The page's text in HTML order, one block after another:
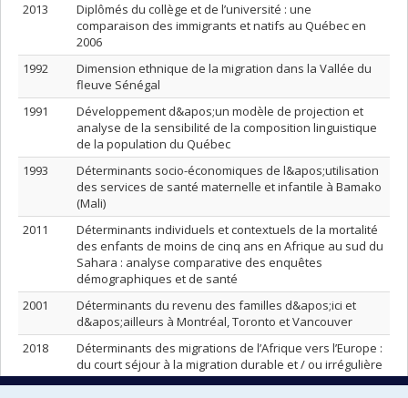
2013
Diplômés du collège et de l’université : une
comparaison des immigrants et natifs au Québec en
2006
1992
Dimension ethnique de la migration dans la Vallée du
fleuve Sénégal
1991
Développement d&apos;un modèle de projection et
analyse de la sensibilité de la composition linguistique
de la population du Québec
1993
Déterminants socio-économiques de l&apos;utilisation
des services de santé maternelle et infantile à Bamako
(Mali)
2011
Déterminants individuels et contextuels de la mortalité
des enfants de moins de cinq ans en Afrique au sud du
Sahara : analyse comparative des enquêtes
démographiques et de santé
2001
Déterminants du revenu des familles d&apos;ici et
d&apos;ailleurs à Montréal, Toronto et Vancouver
2018
Déterminants des migrations de l’Afrique vers l’Europe :
du court séjour à la migration durable et / ou irrégulière
2001
Déterminants contextuels et familiaux de l&apos;offre